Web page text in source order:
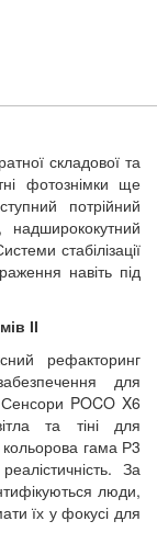
складової та
фотознімки ще
потрійний
стабілізації
навіть під
ІІ
рефакторинг
для
POCO X6
та тіні для
гама Р3
За
люди,
їх у фокусі для